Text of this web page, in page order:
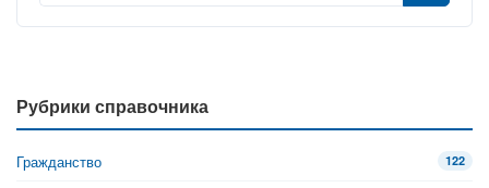
Рубрики справочника
Гражданство 122